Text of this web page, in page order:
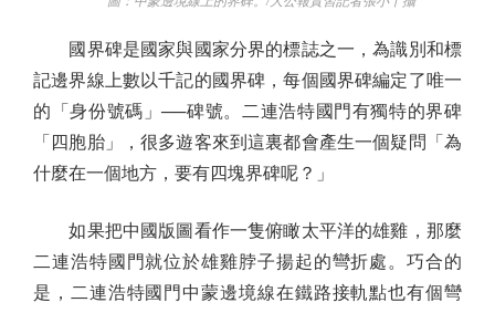
國界碑是國家與國家分界的標誌之一，為識別和標
記邊界線上數以千記的國界碑，每個國界碑編定了唯一
的「身份號碼」──碑號。二連浩特國門有獨特的界碑
「四胞胎」，很多遊客來到這裏都會產生一個疑問「為
什麼在一個地方，要有四塊界碑呢？」
如果把中國版圖看作一隻俯瞰太平洋的雄雞，那麼
二連浩特國門就位於雄雞脖子揚起的彎折處。巧合的
是，二連浩特國門中蒙邊境線在鐵路接軌點也有個彎